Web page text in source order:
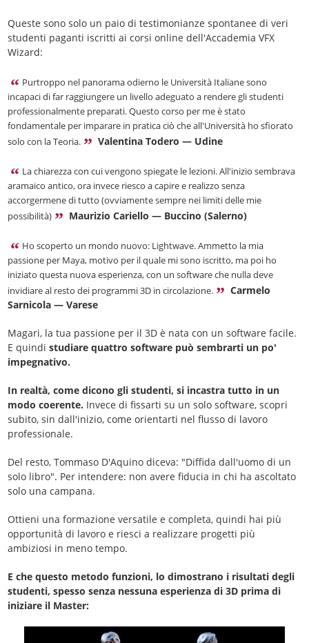
Queste sono solo un paio di testimonianze spontanee di veri
studenti paganti iscritti ai corsi online dell'Accademia VFX
Wizard:
Purtroppo nel panorama odierno le Università Italiane sono
incapaci di far raggiungere un livello adeguato a rendere gli studenti
professionalmente preparati. Questo corso per me è stato
fondamentale per imparare in pratica ciò che all'Università ho sfiorato
solo con la Teoria.
Valentina Todero — Udine
La chiarezza con cui vengono spiegate le lezioni. All'inizio sembrava
aramaico antico, ora invece riesco a capire e realizzo senza
accorgermene di tutto (ovviamente sempre nei limiti delle mie
possibilità)
Maurizio Cariello — Buccino (Salerno)
Ho scoperto un mondo nuovo: Lightwave. Ammetto la mia
passione per Maya, motivo per il quale mi sono iscritto, ma poi ho
iniziato questa nuova esperienza, con un software che nulla deve
invidiare al resto dei programmi 3D in circolazione.
Carmelo
Sarnicola — Varese
Magari, la tua passione per il 3D è nata con un software facile.
E quindistudiare quattro software può sembrarti un po'
impegnativo.
In realtà, come dicono gli studenti, si incastra tutto in un
modo coerente. Invece di fissarti su un solo software, scopri
subito, sin dall'inizio, come orientarti nel flusso di lavoro
professionale.
Del resto, Tommaso D'Aquino diceva: "Diffida dall'uomo di un
solo libro". Per intendere: non avere fiducia in chi ha ascoltato
solo una campana.
Ottieni una formazione versatile e completa, quindi hai più
opportunità di lavoro e riesci a realizzare progetti più
ambiziosi in meno tempo.
E che questo metodo funzioni, lo dimostrano i risultati degli
studenti, spesso senza nessuna esperienza di 3D prima di
iniziare il Master: